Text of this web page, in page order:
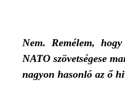
Nem. Remélem,
NATO szövetségese
nagyon hasonló az ő